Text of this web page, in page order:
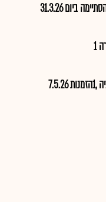
ביום 31.3.26
1